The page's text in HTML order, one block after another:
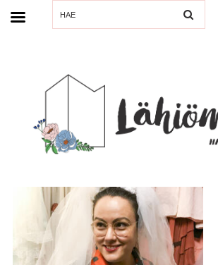
SEARCH